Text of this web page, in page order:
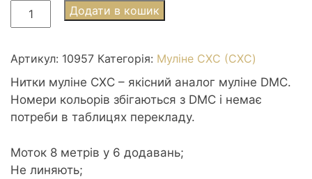
Муліне
СХС
Geranium-
pale
-
Герань
бліда
Додати в кошик
Артикул: 10957 Категорія: Муліне СХС (CXC)
Нитки муліне СХС – якісний аналог муліне DMC.
Номери кольорів збігаються з DMC і немає
потреби в таблицях перекладу.
Моток 8 метрів у 6 додавань;
Не линяють;